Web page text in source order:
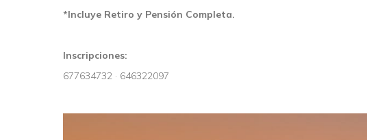
*Incluye Retiro y Pensión Completa.
Inscripciones:
677634732 · 646322097